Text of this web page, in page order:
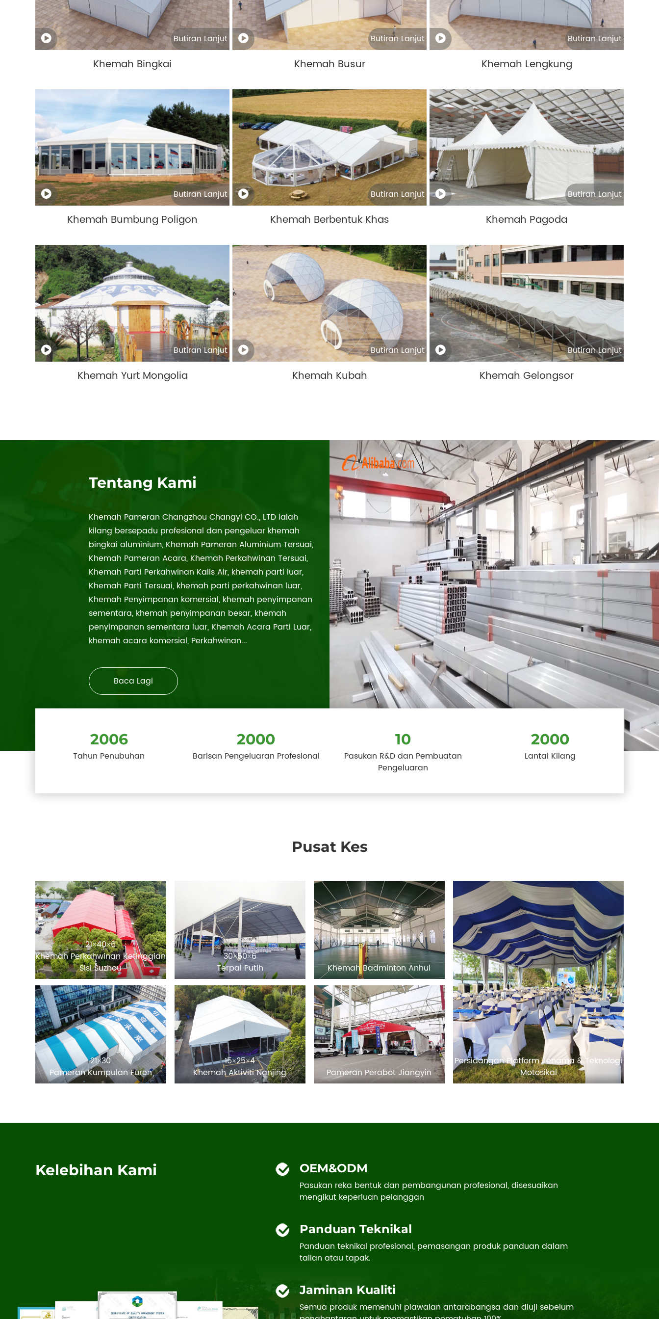
Khemah Bingkai
Butiran Lanjut
Khemah Busur
Butiran Lanjut
Khemah Lengkung
Butiran Lanjut
Khemah Bumbung Poligon
Butiran Lanjut
Khemah Berbentuk Khas
Butiran Lanjut
Khemah Pagoda
Butiran Lanjut
Khemah Yurt Mongolia
Butiran Lanjut
Khemah Kubah
Butiran Lanjut
Khemah Gelongsor
Butiran Lanjut
Tentang Kami
Khemah Pameran Changzhou Changyi CO., LTD ialah
kilang bersepadu profesional dan pengeluar khemah
bingkai aluminium, Khemah Pameran Aluminium Tersuai,
Khemah Pameran Acara, Khemah Perkahwinan Tersuai,
Khemah Parti Perkahwinan Kalis Air, khemah parti luar,
Khemah Parti Tersuai, khemah parti perkahwinan luar,
Khemah Penyimpanan komersial, khemah penyimpanan
sementara, khemah penyimpanan besar, khemah
penyimpanan sementara luar, Khemah Acara Parti Luar,
khemah acara komersial, Perkahwinan...
Baca Lagi
2006
Tahun Penubuhan
2000
Barisan Pengeluaran Profesional
10
Pasukan R&D dan Pembuatan
Pengeluaran
2000
Lantai Kilang
Pusat Kes
21×40×6
Khemah Perkahwinan Ketinggian
Sisi Suzhou
30×50×6
Terpal Putih
Khemah Badminton Anhui
21×30
Pameran Kumpulan Furen
15×25×4
Khemah Aktiviti Nanjing
Pameran Perabot Jiangyin
Persidangan Platform Jenama & Teknologi
Motosikal
Kelebihan Kami OEM&ODM
Pasukan reka bentuk dan pembangunan profesional, disesuaikan
mengikut keperluan pelanggan
Panduan Teknikal
Panduan teknikal profesional, pemasangan produk panduan dalam
talian atau tapak.
Jaminan Kualiti
Semua produk memenuhi piawaian antarabangsa dan diuji sebelum